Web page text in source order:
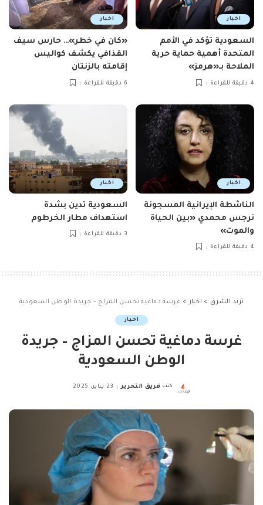
اخبار
السعودية تؤكد في الأمم
المتحدة أهمية حماية حرية
الملاحة بـ«هرمز»
4 دقيقة للقراءة
اخبار
«كان في خطر»… حارس سيف
القذافي يكشف كواليس
إقامته بالزنتان
6 دقيقة للقراءة
اخبار
الناشطة الإيرانية المسجونة
نرجس محمدي «بين الحياة
والموت»
4 دقيقة للقراءة
اخبار
السعودية تدين بشدة
استهداف مطار الخرطوم
3 دقيقة للقراءة
ترند الشرق > اخبار > غرسة دماغية تحسن المزاج – جريدة الوطن السعودية
اخبار
غرسة دماغية تحسن المزاج – جريدة
الوطن السعودية
Posted
كتب فريق التحرير 23 يناير، 2025